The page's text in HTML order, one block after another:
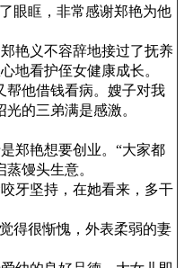
眼眶，非常感谢郑艳为他
艳义不容辞地接过了抚养
地看护侄女健康成长。
他借钱看病。嫂子对我
的三弟满是感激。
郑艳想要创业。“大家都
馒头生意。
牙坚持，在她看来，多干
得很惭愧，外表柔弱的妻